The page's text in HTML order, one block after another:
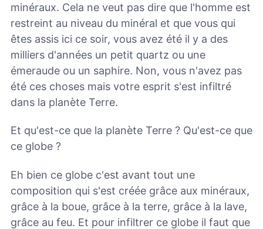
minéraux. Cela ne veut pas dire que l'homme est
restreint au niveau du minéral et que vous qui
êtes assis ici ce soir, vous avez été il y a des
milliers d'années un petit quartz ou une
émeraude ou un saphire. Non, vous n'avez pas
été ces choses mais votre esprit s'est infiltré
dans la planète Terre.
Et qu'est-ce que la planète Terre ? Qu'est-ce que
ce globe ?
Eh bien ce globe c'est avant tout une
composition qui s'est créée grâce aux minéraux,
grâce à la boue, grâce à la terre, grâce à la lave,
grâce au feu. Et pour infiltrer ce globe il faut que